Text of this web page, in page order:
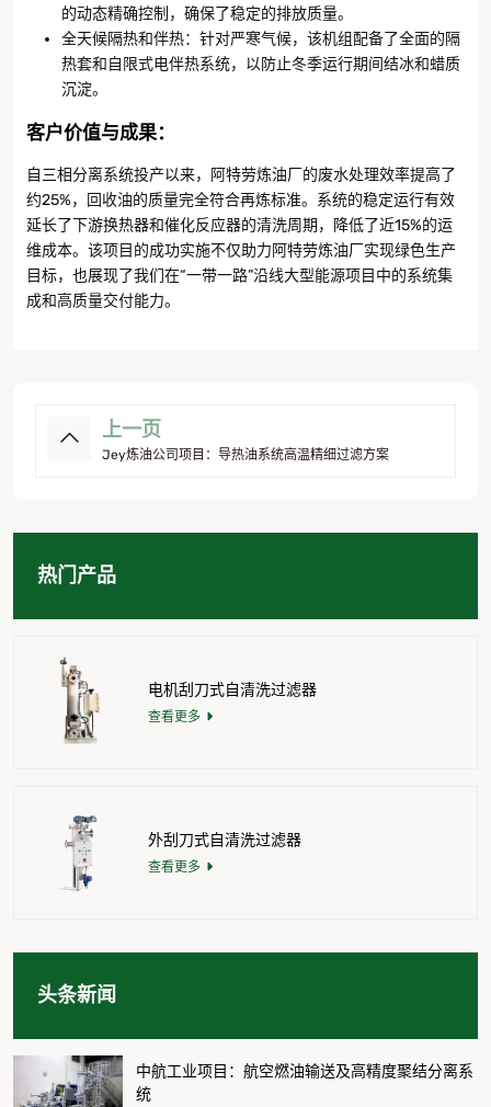
的动态精确控制，确保了稳定的排放质量。
全天候隔热和伴热：针对严寒气候，该机组配备了全面的隔
热套和自限式电伴热系统，以防止冬季运行期间结冰和蜡质
沉淀。
客户价值与成果：
自三相分离系统投产以来，阿特劳炼油厂的废水处理效率提高了
约25%，回收油的质量完全符合再炼标准。系统的稳定运行有效
延长了下游换热器和催化反应器的清洗周期，降低了近15%的运
维成本。该项目的成功实施不仅助力阿特劳炼油厂实现绿色生产
目标，也展现了我们在“一带一路”沿线大型能源项目中的系统集
成和高质量交付能力。
上一页
Jey炼油公司项目：导热油系统高温精细过滤方案
热门产品
电机刮刀式自清洗过滤器
查看更多
外刮刀式自清洗过滤器
查看更多
头条新闻
中航工业项目：航空燃油输送及高精度聚结分离系
统